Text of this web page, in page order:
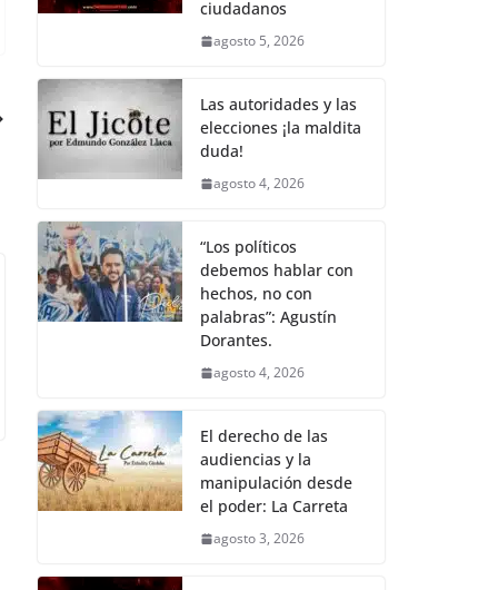
o p k
ciudadanos
agosto 5, 2026
Las autoridades y las
elecciones ¡la maldita
duda!
agosto 4, 2026
“Los políticos
debemos hablar con
hechos, no con
palabras”: Agustín
Dorantes.
agosto 4, 2026
El derecho de las
audiencias y la
manipulación desde
el poder: La Carreta
agosto 3, 2026